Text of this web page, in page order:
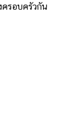
รอบครัวกัน